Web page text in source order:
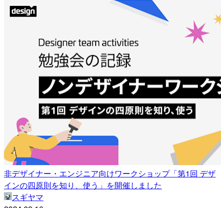
非デザイナー・エンジニア向けワークショップ「第1回 デザ
インの四原則を知り、使う」を開催しました
スギヤマ